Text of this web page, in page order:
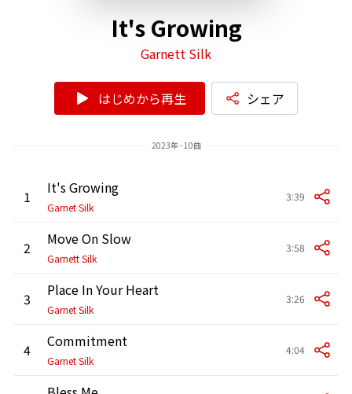
It's Growing
Garnett Silk
はじめから再生 シェア
2023年 - 10曲
1 It's Growing
Garnet Silk
3:39
2 Move On Slow
Garnett Silk
3:58
3 Place In Your Heart
Garnet Silk
3:26
4 Commitment
Garnet Silk
4:04